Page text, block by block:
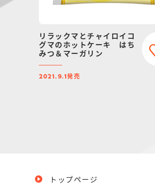
リラックマとチャイロイコ
グマのホットケーキ はち
みつ＆マーガリン
2021.9.1発売
トップページ